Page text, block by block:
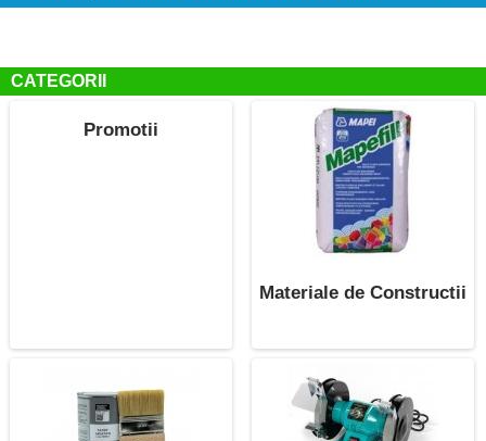
CATEGORII
Promotii
Materiale de Constructii